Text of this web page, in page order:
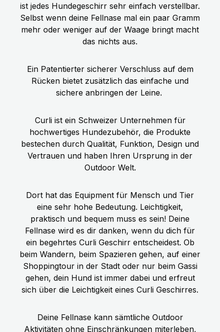
ist jedes Hundegeschirr sehr einfach verstellbar.
Selbst wenn deine Fellnase mal ein paar Gramm
mehr oder weniger auf der Waage bringt macht
das nichts aus.
Ein Patentierter sicherer Verschluss auf dem
Rücken bietet zusätzlich das einfache und
sichere anbringen der Leine.
Curli ist ein Schweizer Unternehmen für
hochwertiges Hundezubehör, die Produkte
bestechen durch Qualität, Funktion, Design und
Vertrauen und haben Ihren Ursprung in der
Outdoor Welt.
Dort hat das Equipment für Mensch und Tier
eine sehr hohe Bedeutung. Leichtigkeit,
praktisch und bequem muss es sein! Deine
Fellnase wird es dir danken, wenn du dich für
ein begehrtes Curli Geschirr entscheidest. Ob
beim Wandern, beim Spazieren gehen, auf einer
Shoppingtour in der Stadt oder nur beim Gassi
gehen, dein Hund ist immer dabei und erfreut
sich über die Leichtigkeit eines Curli Geschirres.
Deine Fellnase kann sämtliche Outdoor
Aktivitäten ohne Einschränkungen miterleben,